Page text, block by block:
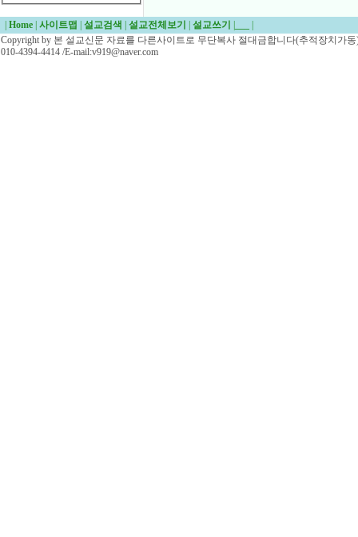
Home 사이트맵 설교검색 설교전체보기 설교쓰기
Copyright by 본 설교신문 자료를 다른사이트로 무단복사 절대금합니다(추적장치가
010-4394-4414 /E-mail:v919@naver.com